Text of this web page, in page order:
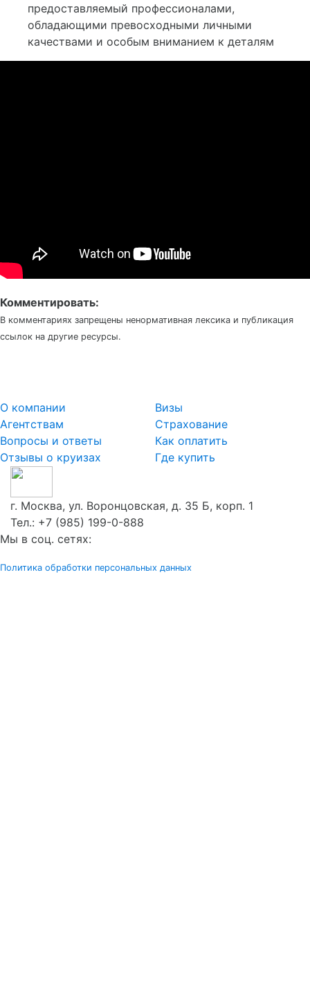
предоставляемый профессионалами,
обладающими превосходными личными
качествами и особым вниманием к деталям
Комментировать:
В комментариях запрещены ненормативная лексика и публикация
ссылок на другие ресурсы.
О компании
Агентствам
Вопросы и ответы
Отзывы о круизах
Визы
Страхование
Как оплатить
Где купить
г. Москва, ул. Воронцовская, д. 35 Б, корп. 1
Тел.: +7 (985) 199-0-888
Мы в соц. сетях:
Политика обработки персональных данных